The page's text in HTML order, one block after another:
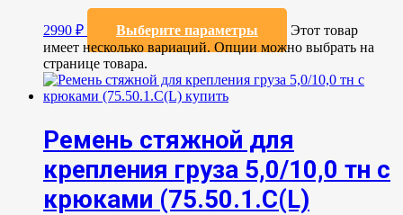
2990 ₽ Выберите параметры
Этот товар
имеет несколько вариаций. Опции можно выбрать на
странице товара.
Ремень стяжной для
крепления груза 5,0/10,0 тн с
крюками (75.50.1.C(L)